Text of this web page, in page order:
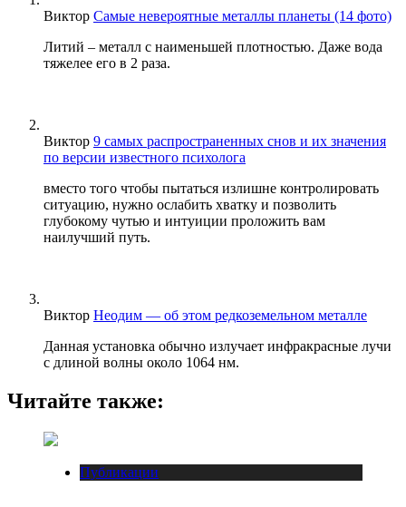
Виктор Самые невероятные металлы планеты (14 фото)
Литий – металл с наименьшей плотностью. Даже вода
тяжелее его в 2 раза.
Виктор 9 самых распространенных снов и их значения
по версии известного психолога
вместо того чтобы пытаться излишне контролировать
ситуацию, нужно ослабить хватку и позволить
глубокому чутью и интуиции проложить вам
наилучший путь.
Виктор Неодим — об этом редкоземельном металле
Данная установка обычно излучает инфракрасные лучи
с длиной волны около 1064 нм.
Читайте также:
Публикации